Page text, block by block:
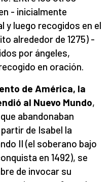
- inicialmente
y luego recogidos en el
alrededor de 1275) -
por ángeles,
en oración.
de América, la
al Nuevo Mundo,
abandonaban
de Isabel la
II (el soberano bajo
en 1492), se
de invocar su